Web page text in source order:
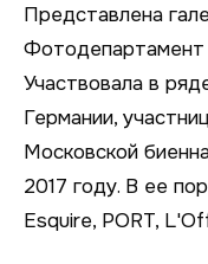
Представлена
Фотодепартамент
Участвовала в
Германии,
Московской
2017 году. В ее
Esquire, PORT,